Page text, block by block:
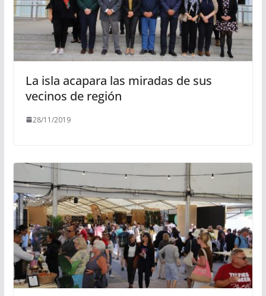
La isla acapara las miradas de sus
vecinos de región
28/11/2019